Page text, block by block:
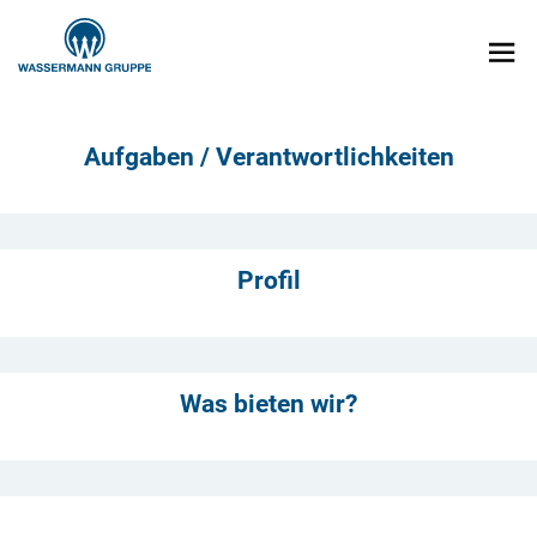
Aufgaben / Verantwortlichkeiten
Profil
Was bieten wir?